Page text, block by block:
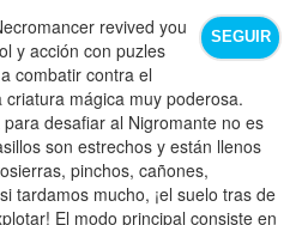
SEGUIR
revived you
y acción con puzles
combatir contra el
criatura mágica muy poderosa.
desafiar al Nigromante no es
son estrechos y están llenos
pinchos, cañones,
tardamos mucho, ¡el suelo tras de
El modo principal consiste en